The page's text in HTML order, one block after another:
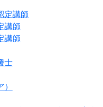
定講師
講師
講師
士